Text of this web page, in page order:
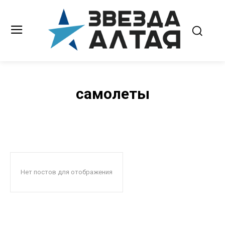
самолеты
Нет постов для отображения